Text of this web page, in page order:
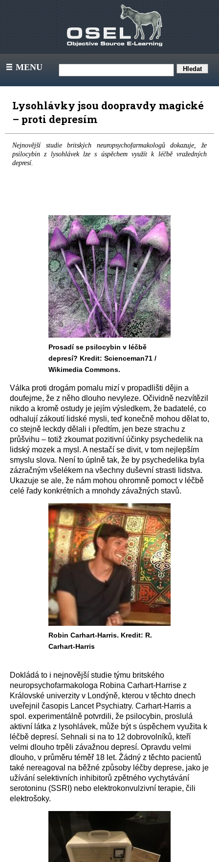
III MENU
Lysohlávky jsou doopravdy magické
– proti depresím
Nejnovější studie britských neuropsychofarmakologů dokazuje, že
psilocybin z lysohlávek lze s úspěchem využít k léčbě vražedných
depresí.
Prosadí se psilocybin v léčbě
depresí? Kredit: Scienceman71 /
Wikimedia Commons.
Válka proti drogám pomalu mizí v propadlišti dějin a
doufejme, že z něho dlouho nevyleze. Očividně nezvítězil
nikdo a kromě ostudy je jejím výsledkem, že badatelé, co
odhalují zákoutí lidské mysli, teď konečně mohou dělat to,
co stejně leckdy dělali i předtím, jen beze strachu z
průšvihu – totiž zkoumat pozitivní účinky psychedelik na
lidský mozek a mysl. A nestačí se divit, v tom nejlepším
smyslu slova. Není to úplně tak, že by psychedelika byla
zázračným všelékem na všechny duševní strasti lidstva.
Ukazuje se ale, že nám mohou ohromně pomoct v léčbě
celé řady konkrétních a mnohdy závažných stavů.
Robin Carhart-Harris. Kredit: R.
Carhart-Harris
Dokládá to i nejnovější studie týmu britského
neuropsychofarmakologa Robina Carhart-Harrise z
Královské univerzity v Londýně, kterou v těchto dnech
uveřejnil časopis Lancet Psychiatry. Carhart-Harris a
spol. experimentálně potvrdili, že psilocybin, proslulá
aktivní látka z lysohlávek, může být s úspěchem využita k
léčbě depresí. Sehnali si na to 12 dobrovolníků, kteří
velmi dlouho trpěli závažnou depresí. Opravdu velmi
dlouho, v průměru téměř 18 let. Žádný z těchto pacientů
také nereagoval na běžné způsoby léčby deprese, jako je
užívání selektivních inhibitorů zpětného vychytávání
serotoninu (SSRI) nebo elektrokonvulzivní terapie, čili
elektrošoky.